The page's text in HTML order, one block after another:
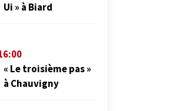
Ui » à Biard
« Le troisième pas »
à Chauvigny